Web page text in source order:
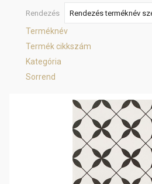
Rendezés Rendezés terméknév
Terméknév
Termék cikkszám
Kategória
Sorrend